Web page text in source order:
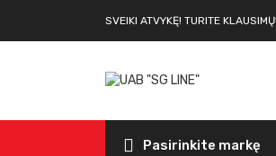
SVEIKI ATVYKĘ! TURITE
Pasirinkite markę